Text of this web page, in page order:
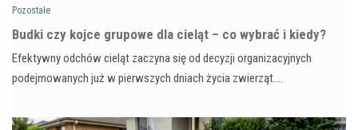
Pozostałe
Budki czy kojce grupowe dla cieląt – co wybrać i kiedy?
Efektywny odchów cieląt zaczyna się od decyzji organizacyjnych
podejmowanych już w pierwszych dniach życia zwierząt.…